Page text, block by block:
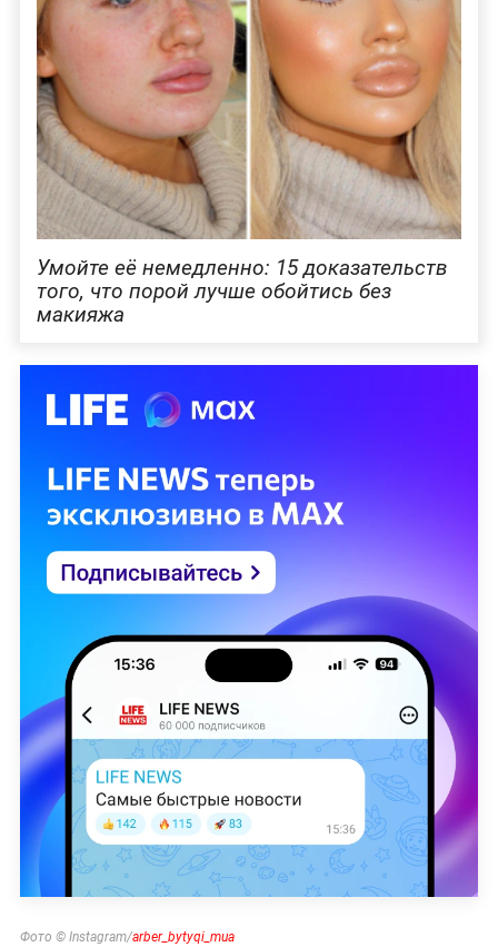
Умойте её немедленно: 15 доказательств
того, что порой лучше обойтись без
макияжа
Фото © Instagram/arber_bytyqi_mua